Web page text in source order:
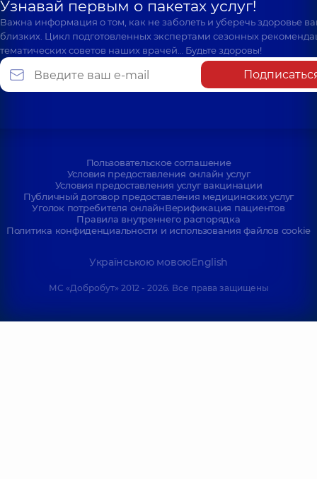
Узнавай первым о пакетах услуг!
Важна информация о том, как не заболеть и уберечь здоровье
близких. Цикл подготовленных экспертами сезонных
тематических советов наших врачей… Будьте здоровы!
Пользовательское соглашение
Условия предоставления онлайн услуг
Условия предоставления услуг вакцинации
Публичный договор предоставления медицинских услуг
Уголок потребителя онлайнВерификация пациентов
Правила внутреннего распорядка
Политика конфиденциальности и использования файлов cookie
Українською мовоюEnglish
МС «Добробут» 2012 - 2026. Все права защищены